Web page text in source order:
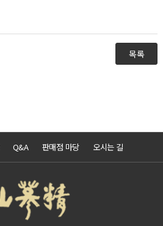
목록
Q&A 판매점 마당 오시는 길